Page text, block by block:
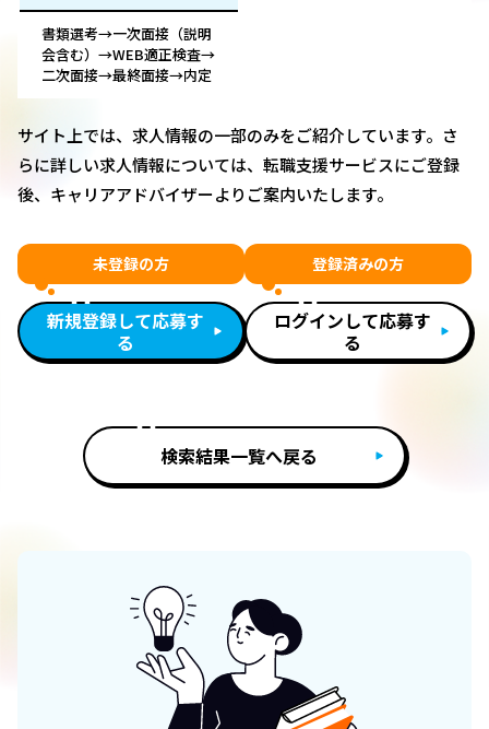
書類選考→一次面接（説明
会含む）→WEB適正検査→
二次面接→最終面接→内定
サイト上では、求人情報の一部のみをご紹介しています。さ
らに詳しい求人情報については、転職支援サービスにご登録
後、キャリアアドバイザーよりご案内いたします。
未登録の方
新規登録して応募す
る
登録済みの方
ログインして応募す
る
検索結果一覧へ戻る